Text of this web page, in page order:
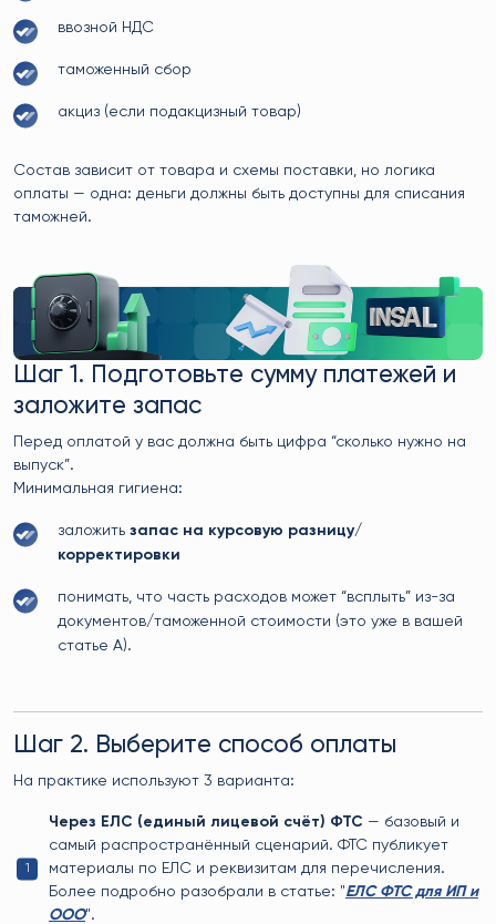
ввозной НДС
таможенный сбор
акциз (если подакцизный товар)
Состав зависит от товара и схемы поставки, но логика
оплаты — одна: деньги должны быть доступны для списания
таможней.
Шаг 1. Подготовьте сумму платежей и
заложите запас
Перед оплатой у вас должна быть цифра “сколько нужно на
выпуск”.
Минимальная гигиена:
заложить запас на курсовую разницу/
корректировки
понимать, что часть расходов может “всплыть” из-за
документов/таможенной стоимости (это уже в вашей
статье A).
Шаг 2. Выберите способ оплаты
На практике используют 3 варианта:
Через ЕЛС (единый лицевой счёт) ФТС — базовый и
самый распространённый сценарий. ФТС публикует
материалы по ЕЛС и реквизитам для перечисления.
Более подробно разобрали в статье: "ЕЛС ФТС для ИП и
ООО".